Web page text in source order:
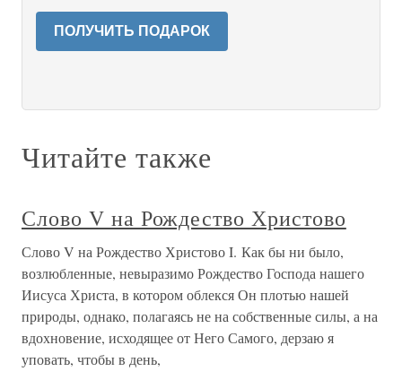
ПОЛУЧИТЬ ПОДАРОК
Читайте также
Слово V на Рождество Христово
Слово V на Рождество Христово I. Как бы ни было,
возлюбленные, невыразимо Рождество Господа нашего
Иисуса Христа, в котором облекся Он плотью нашей
природы, однако, полагаясь не на собственные силы, а на
вдохновение, исходящее от Него Самого, дерзаю я
уповать, чтобы в день,